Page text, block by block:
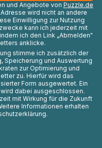
und Angebote von Puzzle.de
wird nicht an andere
Einwilligung zur Nutzung
kann ich jederzeit mit
ich den Link „Abmelden"
anklicke.
stimme ich zusätzlich der
Speicherung und Auswertung
zur Optimierung und
zu. Hierfür wird das
Form ausgewertet. Ein
dabei ausgeschlossen.
mit Wirkung für die Zukunft
Informationen erhalten